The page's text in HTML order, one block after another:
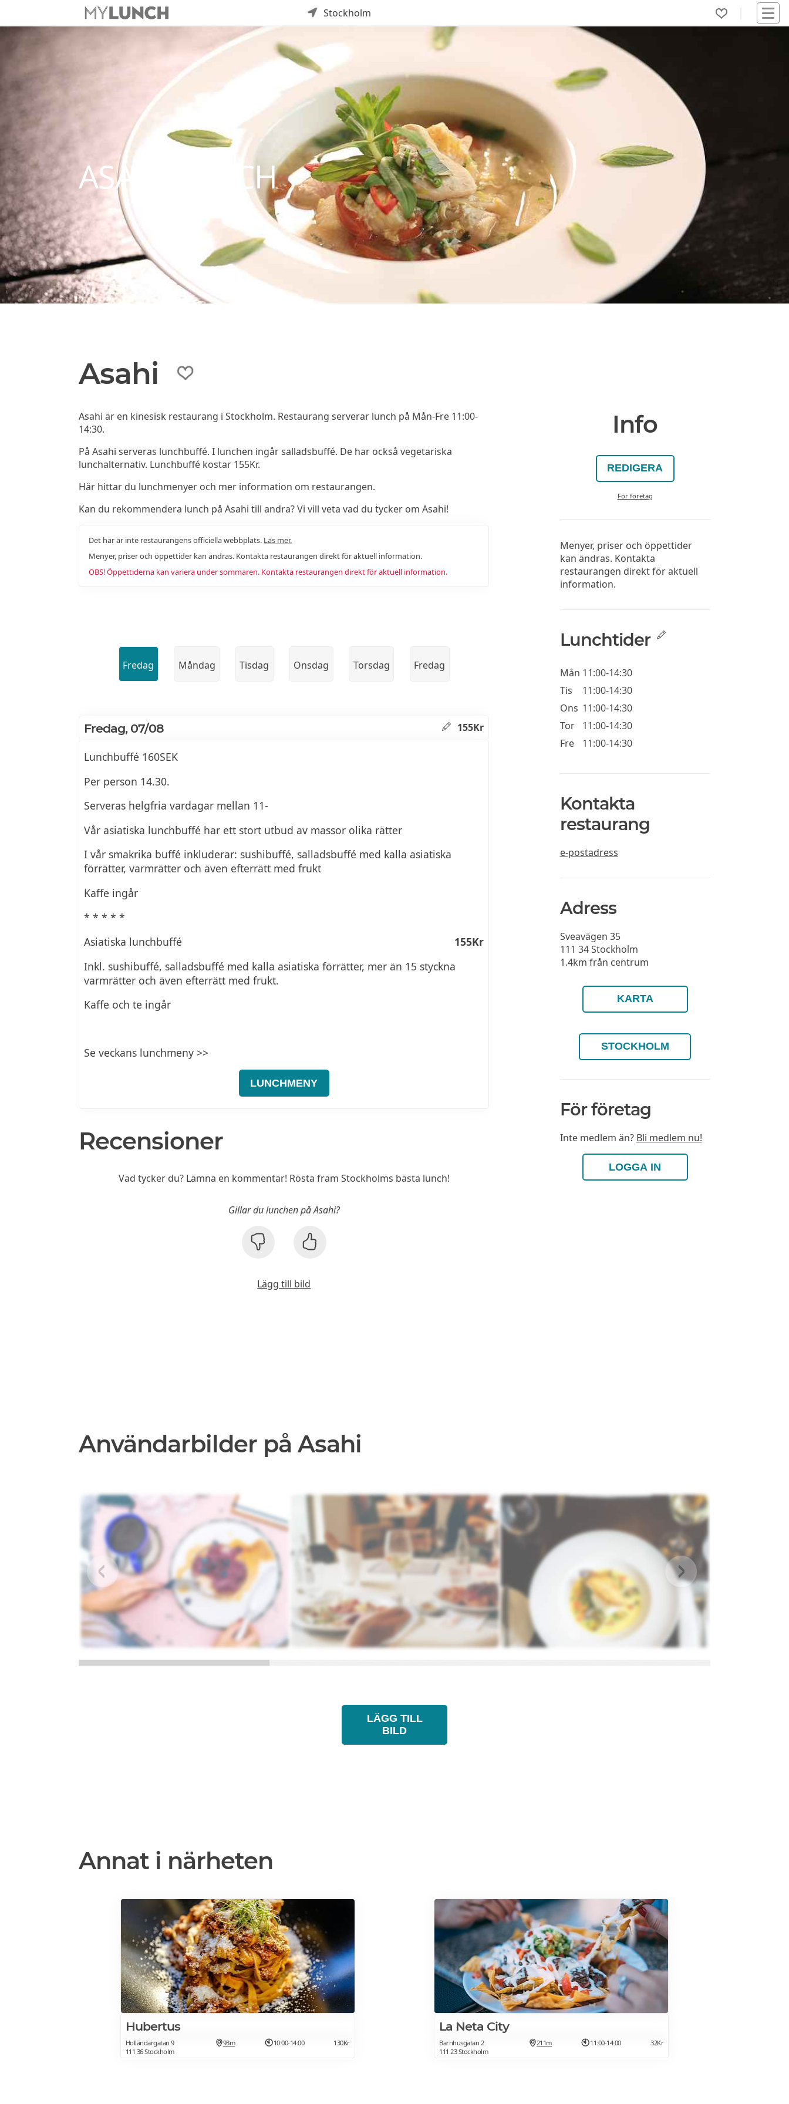
Stockholm
ASAHI LUNCH
Asahi
Asahi är en kinesisk restaurang i Stockholm. Restaurang serverar lunch på Mån-Fre 11:00-
14:30.
På Asahi serveras lunchbuffé. I lunchen ingår salladsbuffé. De har också vegetariska
lunchalternativ. Lunchbuffé kostar 155Kr.
Här hittar du lunchmenyer och mer information om restaurangen.
Kan du rekommendera lunch på Asahi till andra? Vi vill veta vad du tycker om Asahi!
Det här är inte restaurangens officiella webbplats. Läs mer.
Menyer, priser och öppettider kan ändras. Kontakta restaurangen direkt för aktuell information.
OBS! Öppettiderna kan variera under sommaren. Kontakta restaurangen direkt för aktuell information.
Fredag Måndag Tisdag Onsdag Torsdag Fredag
Fredag, 07/08 155Kr
Lunchbuffé 160SEK
Per person 14.30.
Serveras helgfria vardagar mellan 11-
Vår asiatiska lunchbuffé har ett stort utbud av massor olika rätter
I vår smakrika buffé inkluderar: sushibuffé, salladsbuffé med kalla asiatiska
förrätter, varmrätter och även efterrätt med frukt
Kaffe ingår
* * * * *
Asiatiska lunchbuffé
155Kr
Inkl. sushibuffé, salladsbuffé med kalla asiatiska förrätter, mer än 15 styckna
varmrätter och även efterrätt med frukt.
Kaffe och te ingår
Se veckans lunchmeny >>
LUNCHMENY
Recensioner
Vad tycker du? Lämna en kommentar! Rösta fram Stockholms bästa lunch!
Gillar du lunchen på Asahi?
Lägg till bild
Info
REDIGERA
För företag
Menyer, priser och öppettider
kan ändras. Kontakta
restaurangen direkt för aktuell
information.
Lunchtider
Mån 11:00-14:30
Tis
11:00-14:30
Ons 11:00-14:30
Tor
11:00-14:30
Fre
11:00-14:30
Kontakta
restaurang
e-postadress
Adress
Sveavägen 35
111 34 Stockholm
1.4km från centrum
KARTA
STOCKHOLM
För företag
Inte medlem än? Bli medlem nu!
LOGGA IN
Användarbilder på Asahi
LÄGG TILL
BILD
Annat i närheten
Hubertus
Holländargatan 9
111 36 Stockholm
93m 10:00-14:00 130Kr
La Neta City
Barnhusgatan 2
111 23 Stockholm
211m 11:00-14:00 32Kr